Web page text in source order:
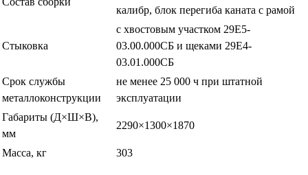
калибр, блок перегиба каната с рамой
Стыковка
с хвостовым участком 29Е5-
03.00.000СБ и щеками 29Е4-
03.01.000СБ
Срок службы
металлоконструкции
не менее 25 000 ч при штатной
эксплуатации
Габариты (Д×Ш×В),
мм
2290×1300×1870
Масса, кг 303